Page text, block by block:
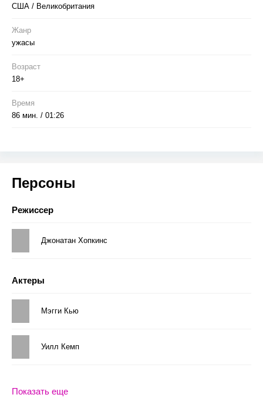
США / Великобритания
Жанр
ужасы
Возраст
18+
Время
86 мин. / 01:26
Персоны
Режиссер
Джонатан Хопкинс
Актеры
Мэгги Кью
Уилл Кемп
Показать еще